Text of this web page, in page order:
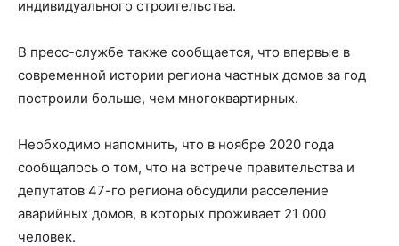
индивидуального строительства.
В пресс-службе также сообщается, что впервые в
современной истории региона частных домов за год
построили больше, чем многоквартирных.
Необходимо напомнить, что в ноябре 2020 года
сообщалось о том, что на встрече правительства и
депутатов 47-го региона обсудили расселение
аварийных домов, в которых проживает 21 000
человек.